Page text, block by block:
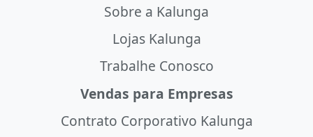
Sobre a Kalunga
Lojas Kalunga
Trabalhe Conosco
Vendas para Empresas
Contrato Corporativo Kalunga